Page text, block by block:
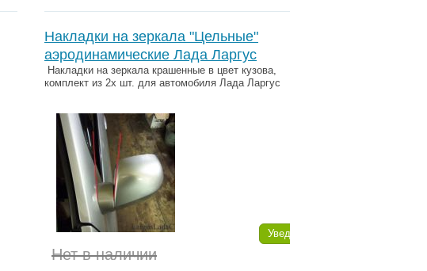
Накладки на зеркала "Цельные"
аэродинамические Лада Ларгус
Накладки на зеркала крашенные в цвет кузова,
комплект из 2х шт. для автомобиля Лада Ларгус
Нет в наличии
Уведомить